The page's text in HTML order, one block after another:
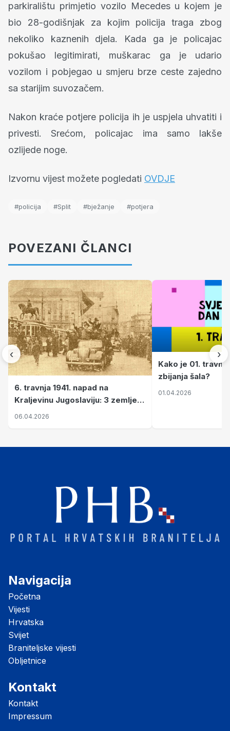
parkiralištu primjetio vozilo Mecedes u kojem je
bio 28-godišnjak za kojim policija traga zbog
nekoliko kaznenih djela. Kada ga je policajac
pokušao legitimirati, muškarac ga je udario
vozilom i pobjegao u smjeru brze ceste zajedno
sa starijim suvozačem.
Nakon kraće potjere policija ih je uspjela uhvatiti i
privesti. Srećom, policajac ima samo lakše
ozlijede noge.
Izvornu vijest možete pogledati OVDJE
#policija #Split #bježanje #potjera
POVEZANI ČLANCI
‹
6. travnja 1941. napad na
Kraljevinu Jugoslaviju: 3 zemlje
nastale njenim raspadom
06.04.2026
Kako je 01.
zbijanja šala?
01.04.2026
›
Navigacija
Početna
Vijesti
Hrvatska
Svijet
Braniteljske vijesti
Obljetnice
Kontakt
Kontakt
Impressum